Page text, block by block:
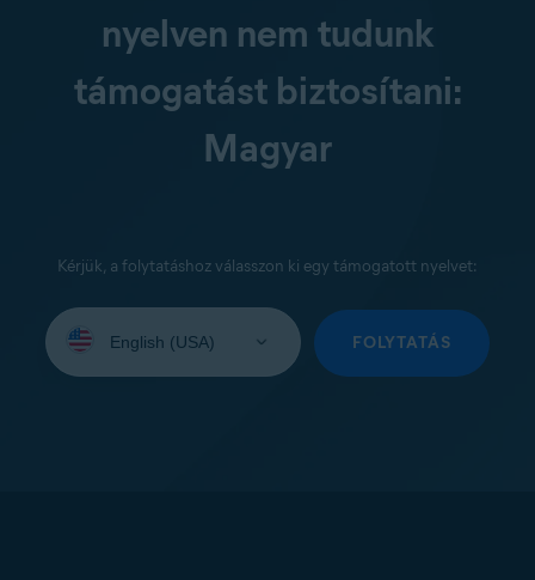
nyelven nem tudunk
támogatást biztosítani:
Magyar
Kérjük, a folytatáshoz válasszon ki egy támogatott nyelvet:
your
FOLYTATÁS